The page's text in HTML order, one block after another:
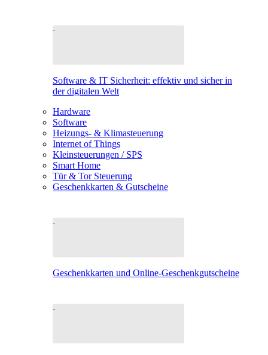
Software & IT Sicherheit: effektiv und sicher in
der digitalen Welt
Hardware
Software
Heizungs- & Klimasteuerung
Internet of Things
Kleinsteuerungen / SPS
Smart Home
Tür & Tor Steuerung
Geschenkkarten & Gutscheine
Geschenkkarten und Online-Geschenkgutscheine